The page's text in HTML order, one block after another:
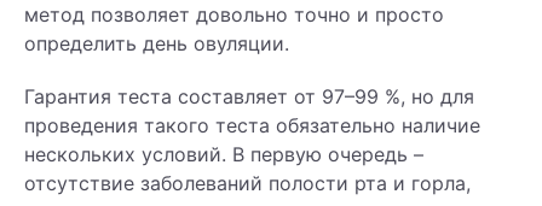
метод позволяет довольно точно и просто
определить день овуляции.
Гарантия теста составляет от 97–99 %, но для
проведения такого теста обязательно наличие
нескольких условий. В первую очередь –
отсутствие заболеваний полости рта и горла,